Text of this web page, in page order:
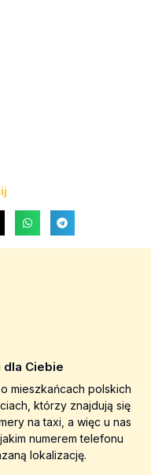
Ciebie
mieszkańcach polskich
którzy znajdują się
na taxi, a więc u nas
numerem telefonu
lokalizację.